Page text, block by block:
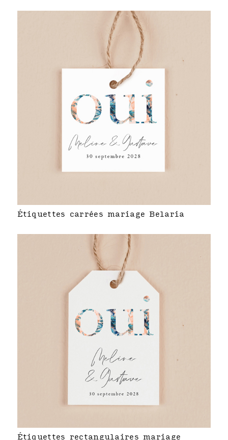
Étiquettes carrées mariage Belaria
Étiquettes rectangulaires mariage